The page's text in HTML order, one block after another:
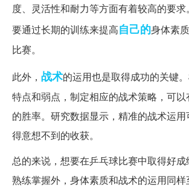
度、灵活性和耐力等方面有着较高的要
要通过长期的训练来提高自己的身体素
比赛。
此外， 战术的运用也是取得成功的关键
特点和弱点，制定相应的战术策略，可
的胜率。研究数据显示，精准的战术运
得意想不到的收获。
总的来说，想要在乒乓球比赛中取得好
熟练掌握外，身体素质和战术的运用同